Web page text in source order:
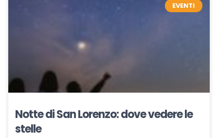
EVENTI
Notte di San Lorenzo: dove vedere le
stelle